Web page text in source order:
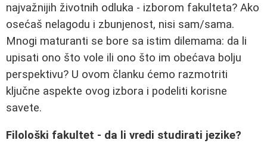
najvažnijih životnih odluka - izborom fakulteta? Ako
osećaš nelagodu i zbunjenost, nisi sam/sama.
Mnogi maturanti se bore sa istim dilemama: da li
upisati ono što vole ili ono što im obećava bolju
perspektivu? U ovom članku ćemo razmotriti
ključne aspekte ovog izbora i podeliti korisne
savete.
Filološki fakultet - da li vredi studirati jezike?